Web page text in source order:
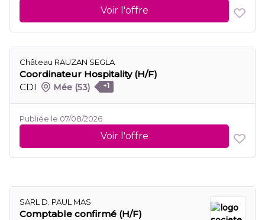
Voir l'offre
Château RAUZAN SEGLA
Coordinateur Hospitality (H/F)
CDI
Mée (53) +1
Publiée le 07/08/2026
Voir l'offre
SARL D. PAUL MAS
Comptable confirmé (H/F)